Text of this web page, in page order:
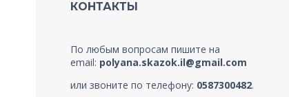
КОНТАКТЫ
По любым вопросам пишите на
email: polyana.skazok.il@gmail.com
или звоните по телефону: 0587300482.